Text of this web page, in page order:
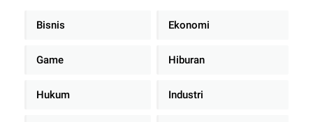
Bisnis Ekonomi
Game Hiburan
Hukum Industri